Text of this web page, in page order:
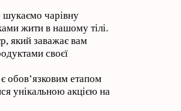
шукаємо чарівну
жити в нашому тілі.
який заважає вам
своєї
є обов’язковим етапом
унікальною акцією на